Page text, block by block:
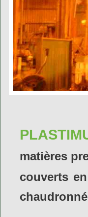
matières
couverts